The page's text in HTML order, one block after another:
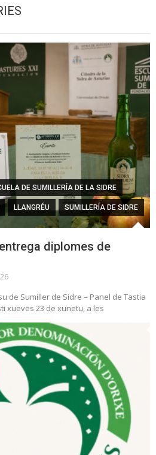
DE SUMILLERÍA DE LA SIDRE
LLANGRÉU SUMILLERÍA DE SIDRE
diplomes de
de Sumiller de Sidre – Panel de Tastia
xueves 23 de xunetu, a les